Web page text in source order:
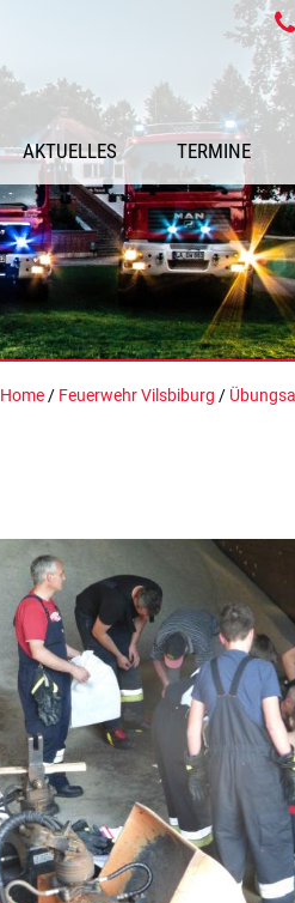
AKTUELLES TERMINE
Home/ Feuerwehr Vilsbiburg /